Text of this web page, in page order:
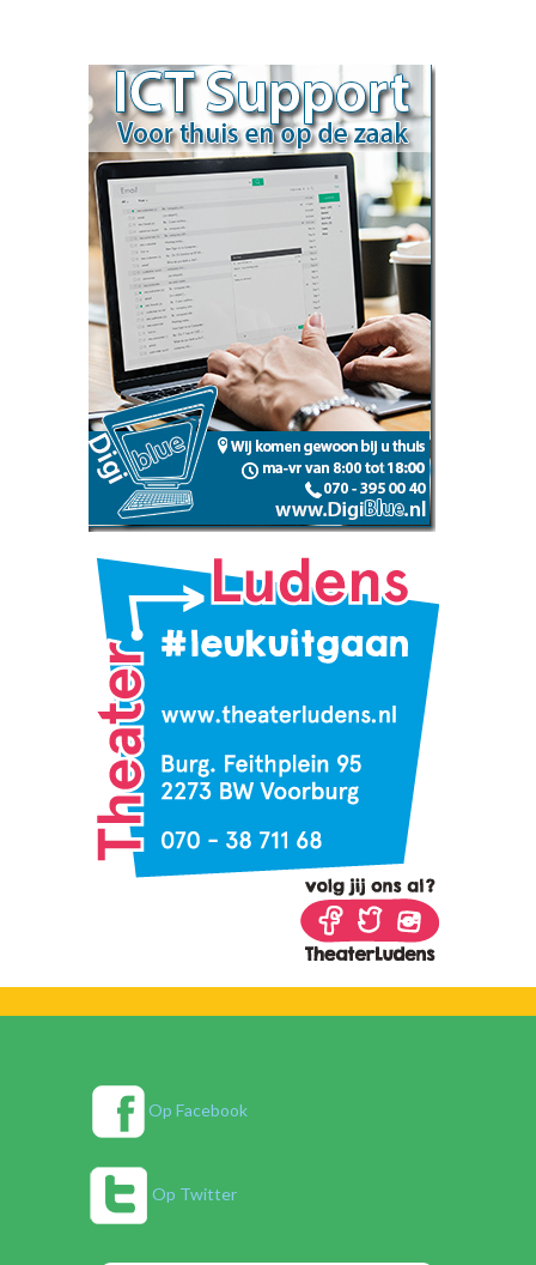
Op Facebook
Op Twitter